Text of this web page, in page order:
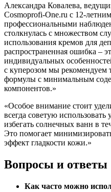
Александра Ковалева,
Cosmoprofi-One.ru с 12-
профессиональными
столкнулась с множеством
использования кремов для
распространенная ошибка –
индивидуальных
с куперозом мы рекомендуем
формулы с минимальным
компонентов.»
«Особое внимание стоит
всегда советую
избегать солнечных ванн в
Это помогает
эффект гладкости кожи.»
Вопросы и ответы
Как часто можно